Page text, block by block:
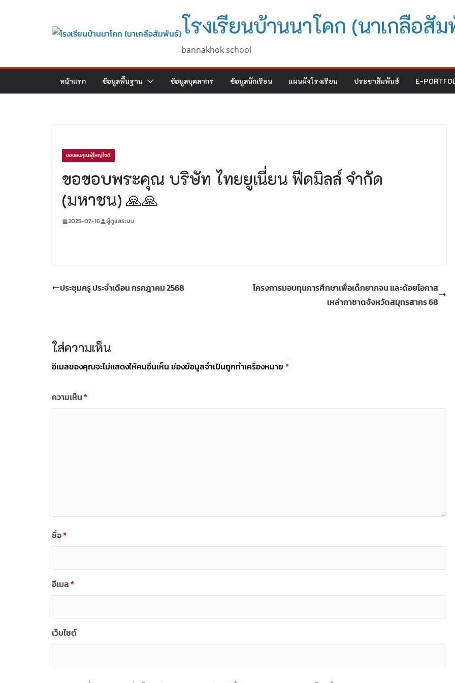
โรงเรียนบ้านนาโคก (นาเกลือสั
bannakhok school
หน้าแรก ข้อมูลพื้นฐาน ข้อมูลบุคลากร ข้อมูลนักเรียน แผนผังโรงเรียน ประชาสัมพันธ์ E-
ขอขอบคุณผู้ใหญ่ใจดี
ขอขอบพระคุณ บริษัท ไทยยูเนี่ยน ฟีดมิลล์ จำกัด
(มหาชน) 🙏🙏
2025-07-16 ผู้ดูแลระบบ
ประชุมครู ประจำเดือน กรกฎาคม 2568
โครงการมอบทุนการศึกษาเพื่อเด็กยากจน และด้อยโอกาส
เหล่ากาชาดจังหวัดสมุทรสาคร 68
ใส่ความเห็น
อีเมลของคุณจะไม่แสดงให้คนอื่นเห็น ช่องข้อมูลจำเป็นถูกทำเครื่องหมาย *
ความเห็น*
ชื่อ*
อีเมล*
เว็บไซต์